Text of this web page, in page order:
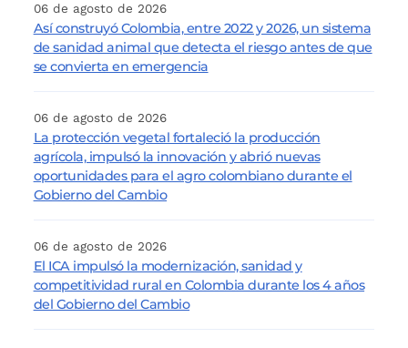
06 de agosto de 2026
Así construyó Colombia, entre 2022 y 2026, un sistema
de sanidad animal que detecta el riesgo antes de que
se convierta en emergencia
06 de agosto de 2026
La protección vegetal fortaleció la producción
agrícola, impulsó la innovación y abrió nuevas
oportunidades para el agro colombiano durante el
Gobierno del Cambio
06 de agosto de 2026
El ICA impulsó la modernización, sanidad y
competitividad rural en Colombia durante los 4 años
del Gobierno del Cambio